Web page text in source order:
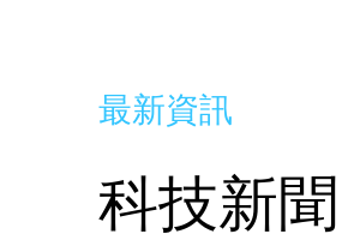
最新資訊
科技新聞